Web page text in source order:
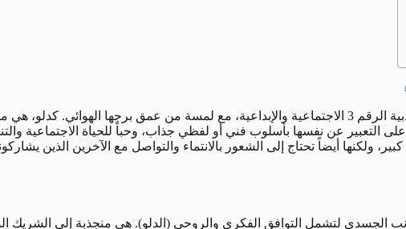
امرأة 30 يناير هي مزيج فريد من استقلالية الدلو الفكرية، وجاذبية الرقم 3 الاجتماعية والإبداعية،
قدرة على التعبير عن نفسها بأسلوب فني أو لفظي جذاب، وحباً للحياة
ولكنها أيضاً تحتاج إلى الشعور بالانتماء والتواصل مع الآخرين الذين